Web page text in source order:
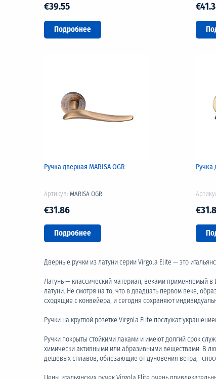
€39.55
Подробнее
Ручка дверная MARISA OGR
Артикул: MARISA OGR
€31.86
Подробнее
Ручка
Дверные ручки из латуни серии Virgola Elite — это
Латунь — классический материал, веками применяемый
латуни. Не смотря на то, что в двадцать первом веке,
сходящие с конвейера, и сегодня сохраняют
Ручки на круглой розетке Virgola Elite послужат
Ручки покрыты стойкими лаками и имеют долгий срок
химически активными или абразивными веществами. В
дешевых сплавов, облезающие от дуновения ветра,